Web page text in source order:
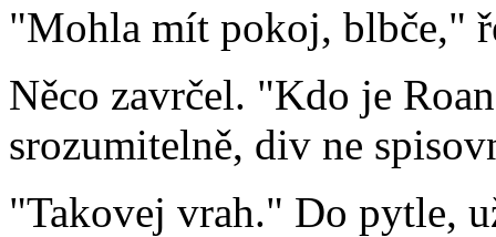
"Mohla mít pokoj, blbče,"
Něco zavrčel. "Kdo je
srozumitelně, div ne
"Takovej vrah." Do pytle,